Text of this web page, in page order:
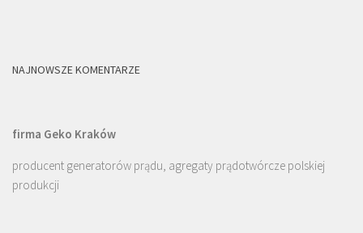
NAJNOWSZE KOMENTARZE
firma Geko Kraków
producent generatorów prądu, agregaty prądotwórcze polskiej
produkcji